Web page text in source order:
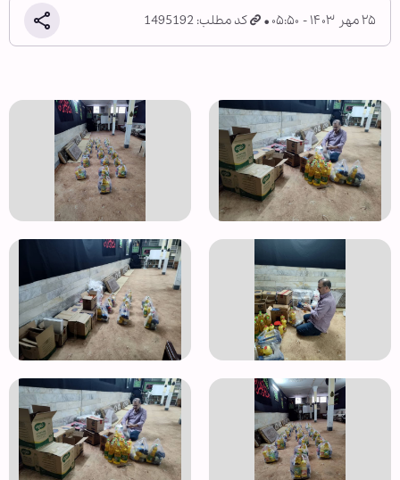
۲۵ مهر ۱۴۰۳ - ۰۵:۵۰ کد مطلب: 1495192